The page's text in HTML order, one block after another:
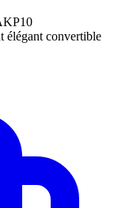
élégant convertible